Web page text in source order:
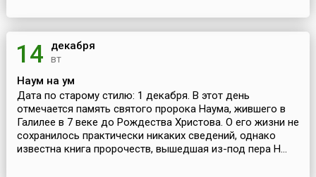
14 декабря
вт
Наум на ум
Дата по старому стилю: 1 декабря. В этот день
отмечается память святого пророка Наума, жившего в
Галилее в 7 веке до Рождества Христова. О его жизни не
сохранилось практически никаких сведений, однако
известна книга пророчеств, вышедшая из-под пера Н...